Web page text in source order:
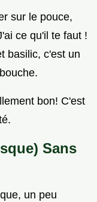
sur le pouce,
ce qu'il te faut !
basilic, c'est un
bon! C'est
Sans
un peu